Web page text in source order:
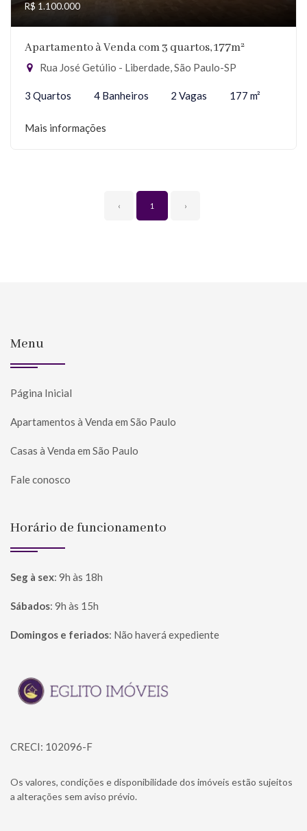
R$ 1.100.000
Apartamento à Venda com 3 quartos, 177m²
Rua José Getúlio - Liberdade, São Paulo-SP
3 Quartos 4 Banheiros 2 Vagas 177 m²
Mais informações
‹ 1 ›
Menu
Página Inicial
Apartamentos à Venda em São Paulo
Casas à Venda em São Paulo
Fale conosco
Horário de funcionamento
Seg à sex: 9h às 18h
Sábados: 9h às 15h
Domingos e feriados: Não haverá expediente
Página inicial
CRECI: 102096-F
Os valores, condições e disponibilidade dos imóveis estão sujeitos
a alterações sem aviso prévio.